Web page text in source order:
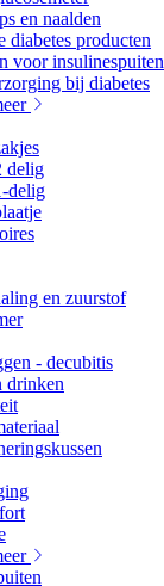
en naalden
diabetes producten
voor insulinespuiten
bij diabetes
delig
delig
en zuurstof
- decubitis
drinken